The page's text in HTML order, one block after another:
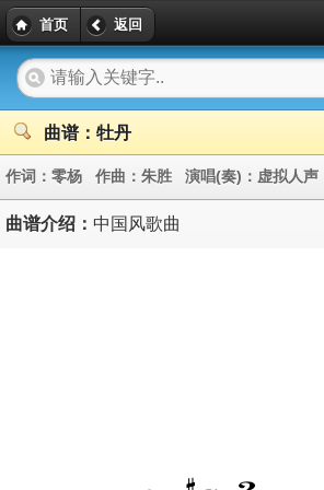
首页 返回
曲谱：牡丹
作词： 零杨 作曲： 朱胜 演唱(奏)： 虚拟人声
曲谱介绍： 中国风歌曲